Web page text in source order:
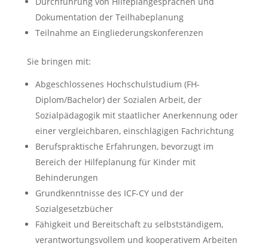
Dokumentation der Teilhabeplanung
Teilnahme an Eingliederungskonferenzen
Sie bringen mit:
Abgeschlossenes Hochschulstudium (FH-
Diplom/Bachelor) der Sozialen Arbeit, der
Sozialpädagogik mit staatlicher Anerkennung oder
einer vergleichbaren, einschlägigen Fachrichtung
Berufspraktische Erfahrungen, bevorzugt im
Bereich der Hilfeplanung für Kinder mit
Behinderungen
Grundkenntnisse des ICF-CY und der
Sozialgesetzbücher
Fähigkeit und Bereitschaft zu selbstständigem,
verantwortungsvollem und kooperativem Arbeiten